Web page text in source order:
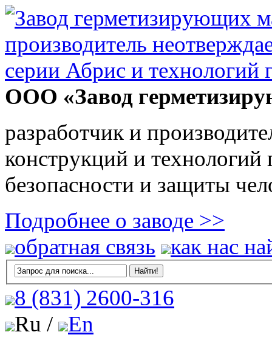
ООО «Завод
разработчик и
конструкций и
безопасности и защиты
Подробнее о заводе >>
обратная связь
как нас
8 (831) 2600-316
Ru /
En